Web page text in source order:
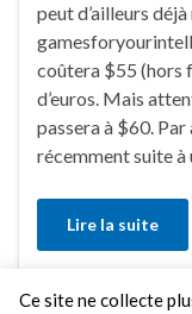
peut d’ailleurs
coûtera $55 (hors
d’euros. Mais
passera à $60. Par
récemment suite à
Lire la suite
Ce site ne collecte